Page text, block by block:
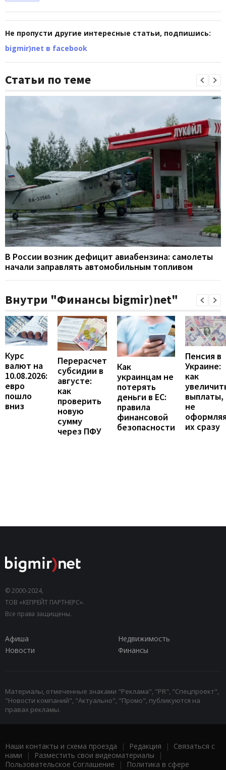
Не пропусти другие интересные статьи, подпишись:
bigmir)net в facebook
Статьи по теме
В России возник дефицит авиабензина: самолеты
начали заправлять автомобильным топливом
Внутри "Финансы bigmir)net"
Курс
валют на
10.08.2026:
евро
пошло
вниз
Перерасчет
субсидии в
августе:
как
проверить
новую
сумму
через ПФУ
Как
украинцам не
потерять
деньги в ЕС:
правила
финансовой
безопасности
Пенсия в
Украине:
как
выплаты,
не
их сразу
© 2000-2024,
ТОВ «КЕПРЕЙТ ПАРТНЕРС».
Все права защищены.
Афиша
Недвижимость
Новости
Финансы
Материалы, отмеченные знаками "Реклама", "PR", "Спецпроект",
"Новости компаний", "Актуально", "Промо", публикуются на
правах рекламы.
Наши контакты и схема проезда | Редакция | Связаться с
нами | Разместить свои видеоматериалы |
Пользовательское Соглашение |
Политика в сфере